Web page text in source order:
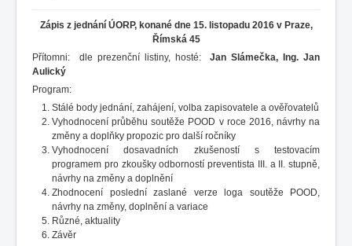
Zápis z jednání ÚORP, konané dne 15. listopadu 2016 v Praze,
Římská 45
Přítomni: dle prezenční listiny, hosté:Jan Slámečka, Ing. Jan
Aulický
Program:
Stálé body jednání, zahájení, volba zapisovatele a ověřovatelů
Vyhodnocení průběhu soutěže POOD v roce 2016, návrhy na
změny a doplňky propozic pro další ročníky
Vyhodnocení dosavadních zkušeností s testovacím
programem pro zkoušky odborností preventista III. a II. stupně,
návrhy na změny a doplnění
Zhodnocení poslední zaslané verze loga soutěže POOD,
návrhy na změny, doplnění a variace
Různé, aktuality
Závěr